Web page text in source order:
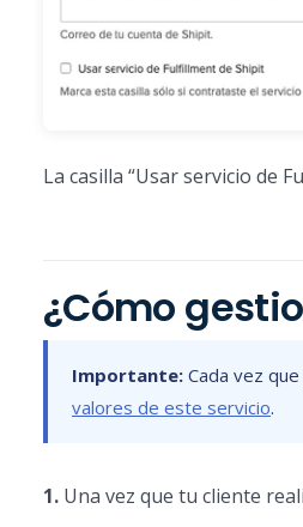
La casilla “Usar servicio de
¿Cómo
Importante: Cada vez
valores de este servicio.
1. Una vez que tu cliente